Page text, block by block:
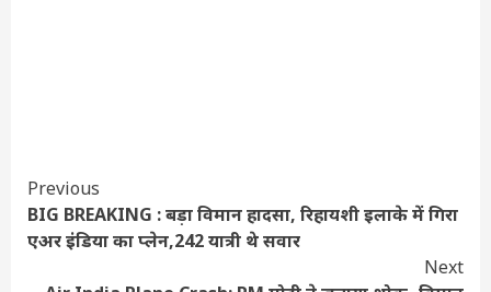
Continue
Reading
Previous
BIG BREAKING : बड़ा विमान हादसा, रिहायशी इलाके में गिरा
एअर इंडिया का प्लेन,242 यात्री थे सवार
Next